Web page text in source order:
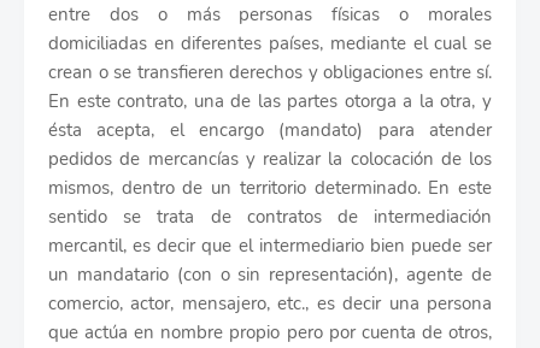
entre dos o más personas físicas o morales
domiciliadas en diferentes países, mediante el cual se
crean o se transfieren derechos y obligaciones entre sí.
En este contrato, una de las partes otorga a la otra, y
ésta acepta, el encargo (mandato) para atender
pedidos de mercancías y realizar la colocación de los
mismos, dentro de un territorio determinado. En este
sentido se trata de contratos de intermediación
mercantil, es decir que el intermediario bien puede ser
un mandatario (con o sin representación), agente de
comercio, actor, mensajero, etc., es decir una persona
que actúa en nombre propio pero por cuenta de otros,